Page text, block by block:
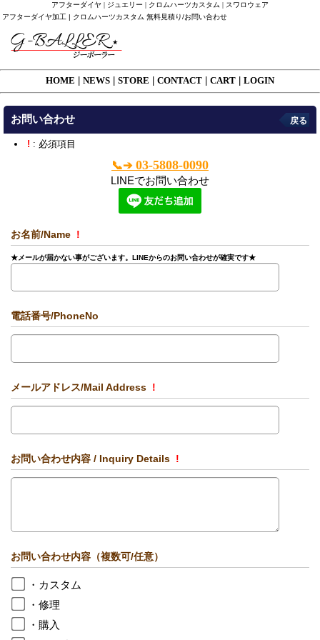
アフターダイヤ | ジュエリー | クロムハーツカスタム | スワロウェア
アフターダイヤ加工 | クロムハーツカスタム 無料見積り/お問い合わせ
HOME NEWS STORE CONTACT CART LOGIN
お問い合わせ 戻る
! : 必須項目
📞➔03-5808-0090
LINEでお問い合わせ
お名前/Name !
★メールが届かない事がございます。LINEからのお問い合わせが確実です★
電話番号/PhoneNo
メールアドレス/Mail Address !
お問い合わせ内容 / Inquiry Details !
お問い合わせ内容（複数可/任意）
・カスタム
・修理
・購入